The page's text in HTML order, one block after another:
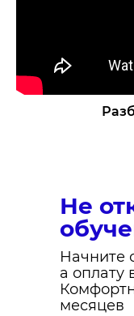
Не
Начните
а оплату
месяцев